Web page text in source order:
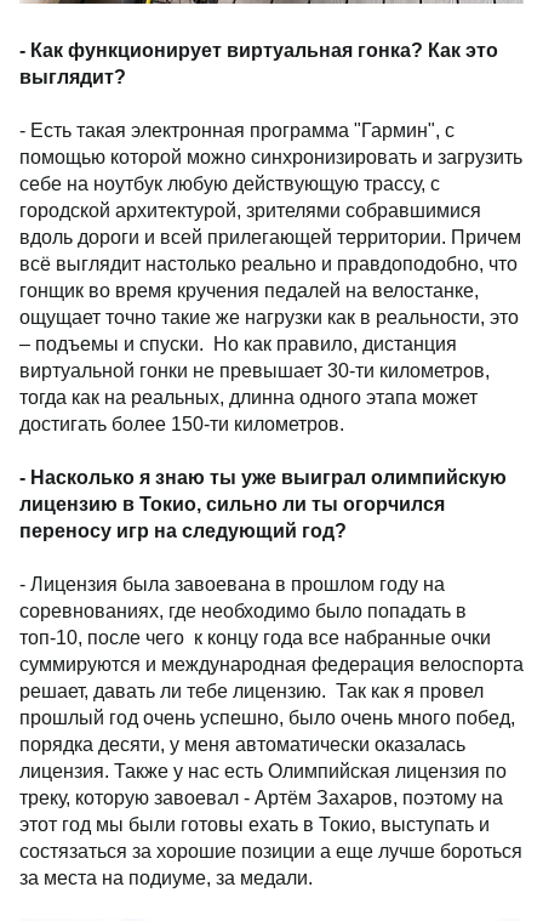
- Как функционирует виртуальная гонка? Как это
выглядит?
- Есть такая электронная программа "Гармин", с
помощью которой можно синхронизировать и загрузить
себе на ноутбук любую действующую трассу, с
городской архитектурой, зрителями собравшимися
вдоль дороги и всей прилегающей территории. Причем
всё выглядит настолько реально и правдоподобно, что
гонщик во время кручения педалей на велостанке,
ощущает точно такие же нагрузки как в реальности, это
– подъемы и спуски. Но как правило, дистанция
виртуальной гонки не превышает 30-ти километров,
тогда как на реальных, длинна одного этапа может
достигать более 150-ти километров.
- Насколько я знаю ты уже выиграл олимпийскую
лицензию в Токио, сильно ли ты огорчился
переносу игр на следующий год?
- Лицензия была завоевана в прошлом году на
соревнованиях, где необходимо было попадать в
топ-10, после чего к концу года все набранные очки
суммируются и международная федерация велоспорта
решает, давать ли тебе лицензию. Так как я провел
прошлый год очень успешно, было очень много побед,
порядка десяти, у меня автоматически оказалась
лицензия. Также у нас есть Олимпийская лицензия по
треку, которую завоевал - Артём Захаров, поэтому на
этот год мы были готовы ехать в Токио, выступать и
состязаться за хорошие позиции а еще лучше бороться
за места на подиуме, за медали.